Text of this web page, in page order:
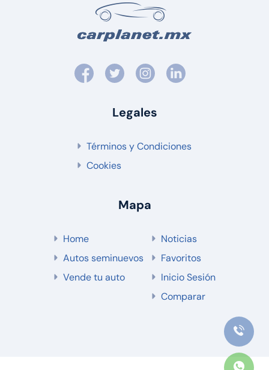
Legales
Términos y Condiciones
Cookies
Mapa
Home
Autos seminuevos
Vende tu auto
Noticias
Favoritos
Inicio Sesión
Comparar